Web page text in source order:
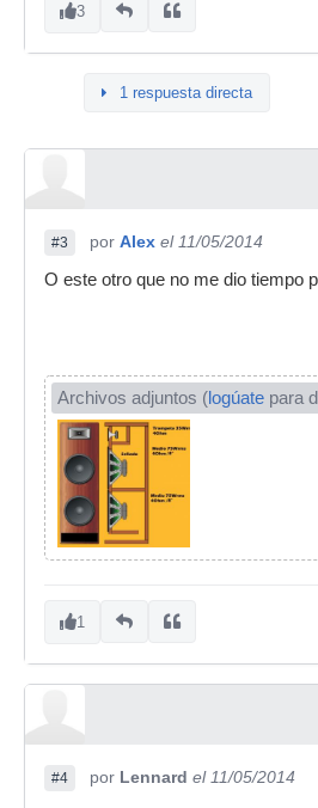
3
1 respuesta directa
#3 por Alex el 11/05/2014
O este otro que no me dio tiempo
Archivos adjuntos (logúate para
1
#4 por Lennard el 11/05/2014